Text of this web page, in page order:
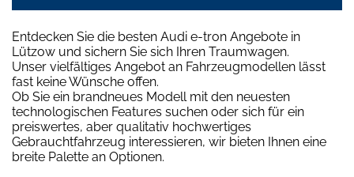
Entdecken Sie die besten Audi e-tron Angebote in
Lützow und sichern Sie sich Ihren Traumwagen.
Unser vielfältiges Angebot an Fahrzeugmodellen lässt
fast keine Wünsche offen.
Ob Sie ein brandneues Modell mit den neuesten
technologischen Features suchen oder sich für ein
preiswertes, aber qualitativ hochwertiges
Gebrauchtfahrzeug interessieren, wir bieten Ihnen eine
breite Palette an Optionen.